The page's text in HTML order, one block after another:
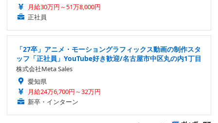
月給30万円～51万8,000円
正社員
「27卒」アニメ・モーショングラフィックス動画の制作スタ
ッフ「正社員」YouTube好き歓迎/名古屋市中区丸の内1丁目
株式会社Meta Sales
愛知県
月給24万6,700円～32万円
新卒・インターン